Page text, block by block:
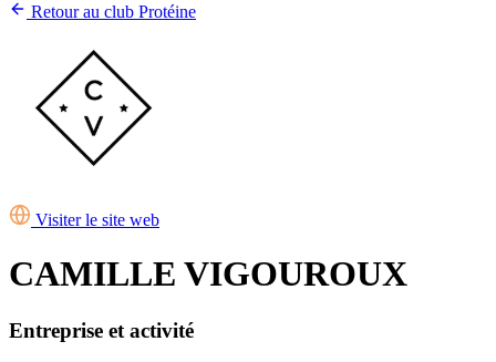
Retour au club Protéine
Visiter le site web
CAMILLE VIGOUROUX
Entreprise et activité